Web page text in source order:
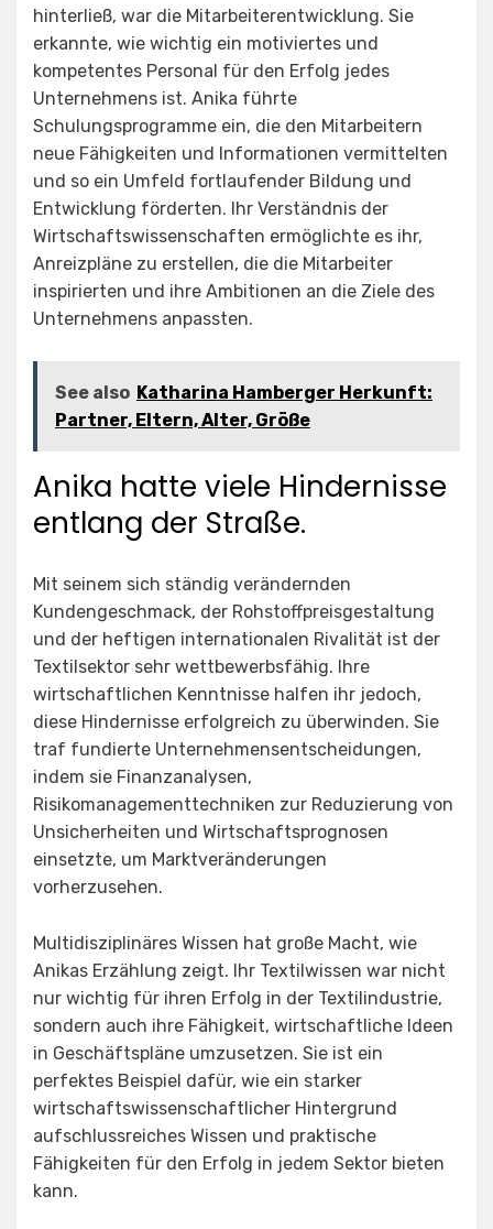
hinterließ, war die Mitarbeiterentwicklung. Sie
erkannte, wie wichtig ein motiviertes und
kompetentes Personal für den Erfolg jedes
Unternehmens ist. Anika führte
Schulungsprogramme ein, die den Mitarbeitern
neue Fähigkeiten und Informationen vermittelten
und so ein Umfeld fortlaufender Bildung und
Entwicklung förderten. Ihr Verständnis der
Wirtschaftswissenschaften ermöglichte es ihr,
Anreizpläne zu erstellen, die die Mitarbeiter
inspirierten und ihre Ambitionen an die Ziele des
Unternehmens anpassten.
See also Katharina Hamberger Herkunft:
Partner, Eltern, Alter, Größe
Anika hatte viele Hindernisse
entlang der Straße.
Mit seinem sich ständig verändernden
Kundengeschmack, der Rohstoffpreisgestaltung
und der heftigen internationalen Rivalität ist der
Textilsektor sehr wettbewerbsfähig. Ihre
wirtschaftlichen Kenntnisse halfen ihr jedoch,
diese Hindernisse erfolgreich zu überwinden. Sie
traf fundierte Unternehmensentscheidungen,
indem sie Finanzanalysen,
Risikomanagementtechniken zur Reduzierung von
Unsicherheiten und Wirtschaftsprognosen
einsetzte, um Marktveränderungen
vorherzusehen.
Multidisziplinäres Wissen hat große Macht, wie
Anikas Erzählung zeigt. Ihr Textilwissen war nicht
nur wichtig für ihren Erfolg in der Textilindustrie,
sondern auch ihre Fähigkeit, wirtschaftliche Ideen
in Geschäftspläne umzusetzen. Sie ist ein
perfektes Beispiel dafür, wie ein starker
wirtschaftswissenschaftlicher Hintergrund
aufschlussreiches Wissen und praktische
Fähigkeiten für den Erfolg in jedem Sektor bieten
kann.